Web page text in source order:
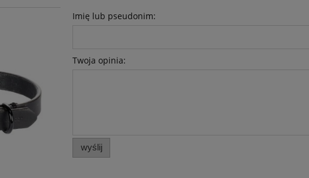
Imię lub pseudonim:
Twoja opinia:
wyślij